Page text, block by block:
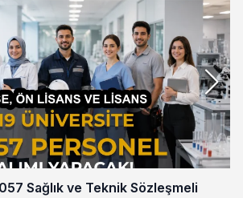
Sağlık ve Teknik Sözleşmeli